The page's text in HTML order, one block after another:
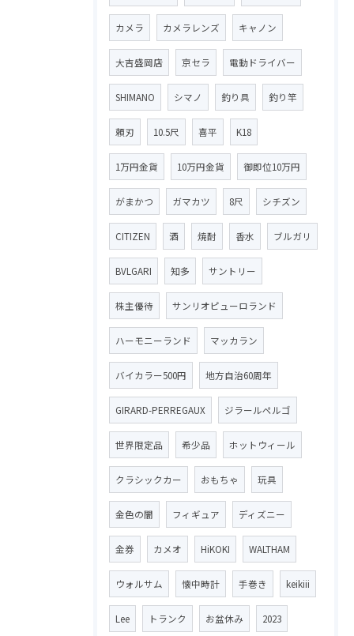
カメラ カメラレンズ キャノン
大吉盛岡店 京セラ 電動ドライバー
SHIMANO シマノ 釣り具 釣り竿
頼刃 10.5尺 喜平 K18
1万円金貨 10万円金貨 御即位10万円
がまかつ ガマカツ 8尺 シチズン
CITIZEN 酒 焼酎 香水 ブルガリ
BVLGARI 知多 サントリー
株主優待 サンリオピューロランド
ハーモニーランド マッカラン
バイカラー500円 地方自治60周年
GIRARD-PERREGAUX ジラールペルゴ
世界限定品 希少品 ホットウィール
クラシックカー おもちゃ 玩具
金色の闇 フィギュア ディズニー
金券 カメオ HiKOKI WALTHAM
ウォルサム 懐中時計 手巻き keikiii
Lee トランク お盆休み 2023